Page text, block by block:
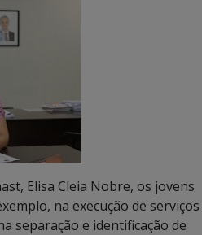
Elisa Cleia Nobre, os jovens
na execução de serviços
separação e identificação de